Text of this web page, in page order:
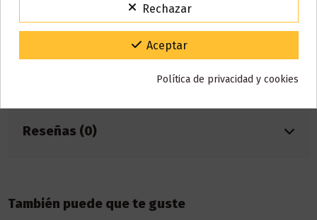
50% VG / 50% PG
Reseñas (0)
También puede que te guste
Código:VACACIONES15
Gracias por tu paciencia y por seguir confiando en nosotros.
Rechazar
Aceptar
Política de privacidad y cookies